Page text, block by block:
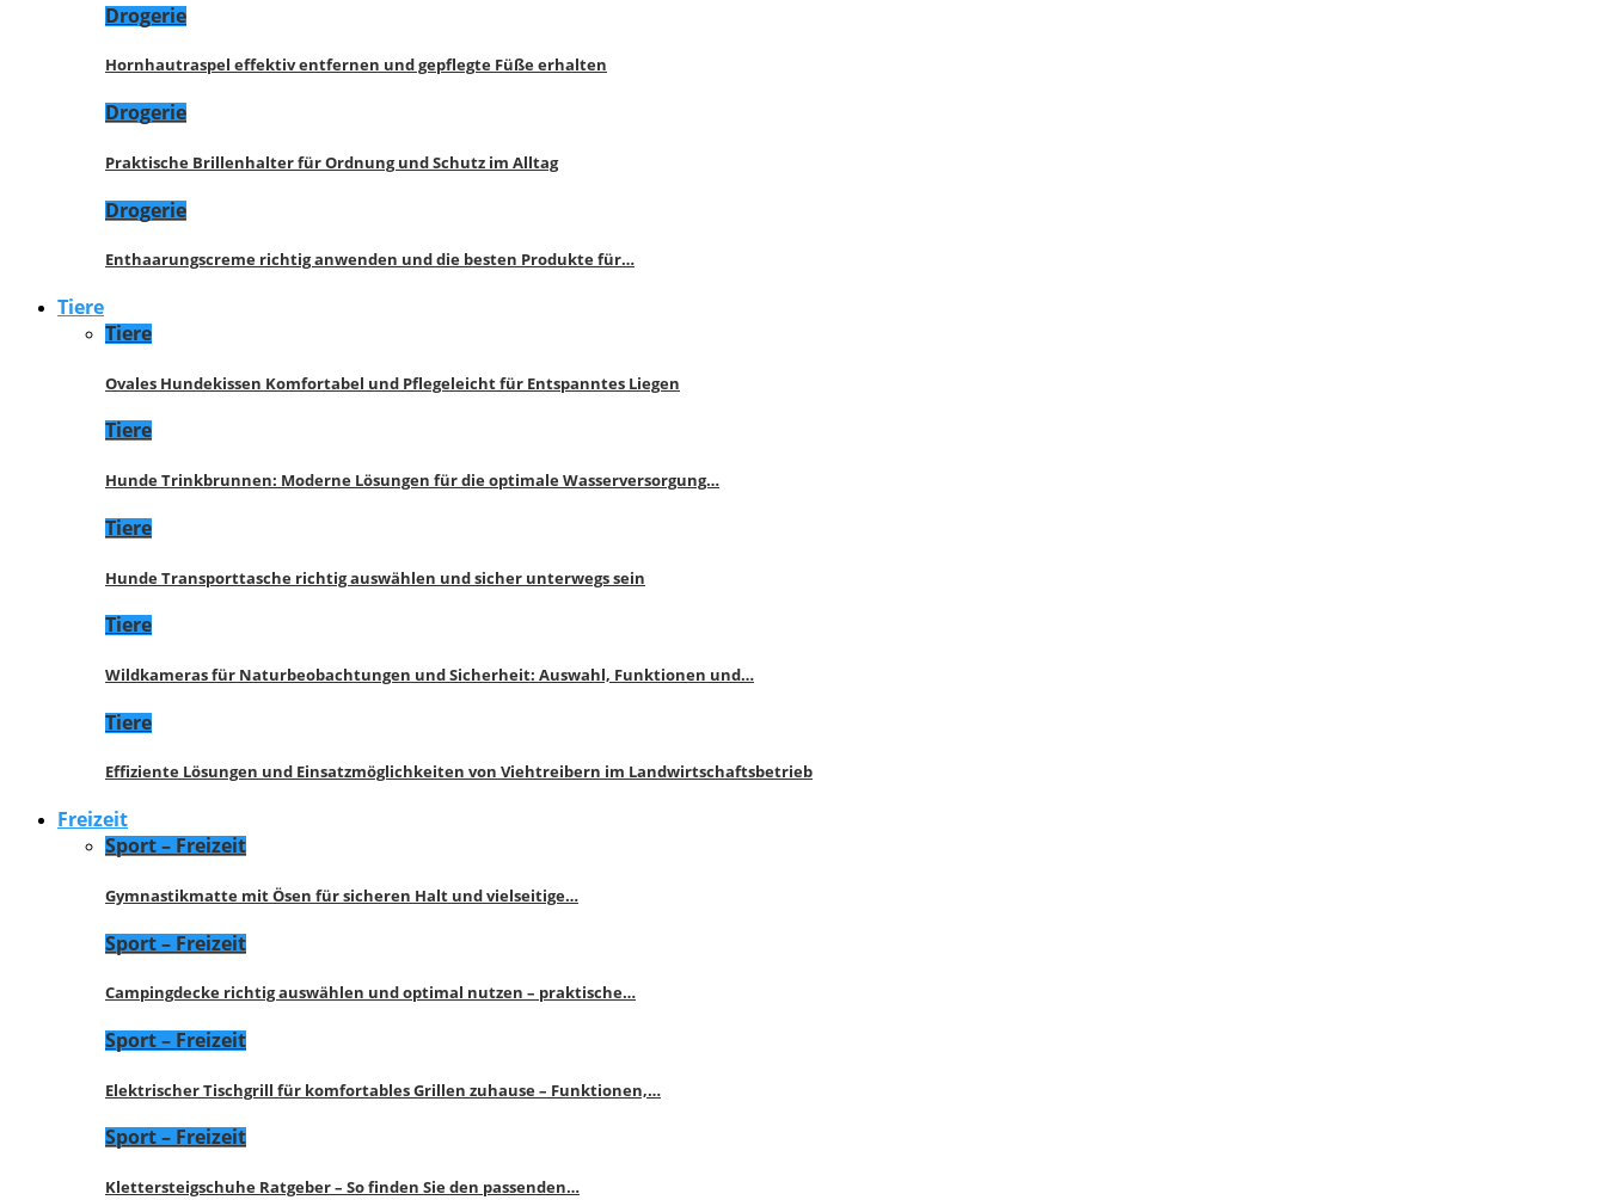
Drogerie
Hornhautraspel effektiv entfernen und gepflegte Füße erhalten
Drogerie
Praktische Brillenhalter für Ordnung und Schutz im Alltag
Drogerie
Enthaarungscreme richtig anwenden und die besten Produkte für…
Tiere
Tiere
Ovales Hundekissen Komfortabel und Pflegeleicht für Entspanntes Liegen
Tiere
Hunde Trinkbrunnen: Moderne Lösungen für die optimale Wasserversorgung…
Tiere
Hunde Transporttasche richtig auswählen und sicher unterwegs sein
Tiere
Wildkameras für Naturbeobachtungen und Sicherheit: Auswahl, Funktionen und…
Tiere
Effiziente Lösungen und Einsatzmöglichkeiten von Viehtreibern im Landwirtschaftsbetrieb
Freizeit
Sport – Freizeit
Gymnastikmatte mit Ösen für sicheren Halt und vielseitige…
Sport – Freizeit
Campingdecke richtig auswählen und optimal nutzen – praktische…
Sport – Freizeit
Elektrischer Tischgrill für komfortables Grillen zuhause – Funktionen,…
Sport – Freizeit
Klettersteigschuhe Ratgeber – So finden Sie den passenden…